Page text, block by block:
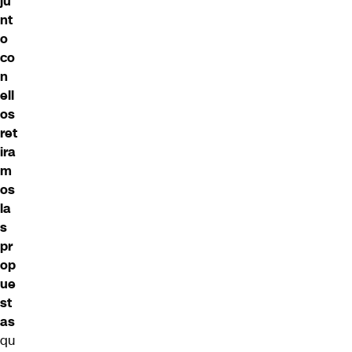
nt
o
co
n
ell
os
ret
ira
m
os
la
s
pr
op
ue
st
as
qu